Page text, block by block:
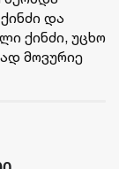
და
ქინძი, უცხო
მოვურიე